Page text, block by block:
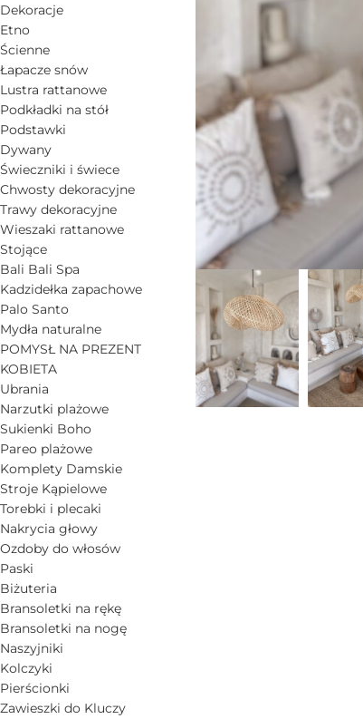
Dekoracje
Etno
Ścienne
Łapacze snów
Lustra rattanowe
Podkładki na stół
Podstawki
Dywany
Świeczniki i świece
Chwosty dekoracyjne
Trawy dekoracyjne
Wieszaki rattanowe
Stojące
Bali Bali Spa
Kadzidełka zapachowe
Palo Santo
Mydła naturalne
POMYSŁ NA PREZENT
KOBIETA
Ubrania
Narzutki plażowe
Sukienki Boho
Pareo plażowe
Komplety Damskie
Stroje Kąpielowe
Torebki i plecaki
Nakrycia głowy
Ozdoby do włosów
Paski
Biżuteria
Bransoletki na rękę
Bransoletki na nogę
Naszyjniki
Kolczyki
Pierścionki
Zawieszki do Kluczy